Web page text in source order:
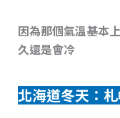
因為那個氣溫基本
久還是會冷
北海道冬天：